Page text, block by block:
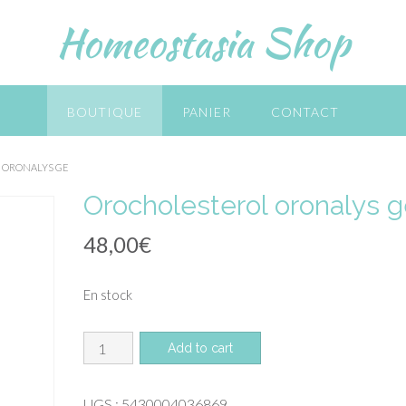
Homeostasia Shop
BOUTIQUE PANIER CONTACT
GE
Orocholesterol oronalys
48,00€
En stock
quantité
de
Add to cart